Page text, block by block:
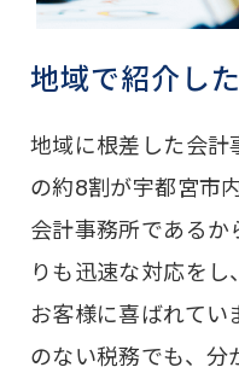
地域で紹介し
地域に根差した会計
の約8割が宇都宮市
会計事務所であるか
りも迅速な対応を
お客様に喜ばれてい
のない税務でも、分